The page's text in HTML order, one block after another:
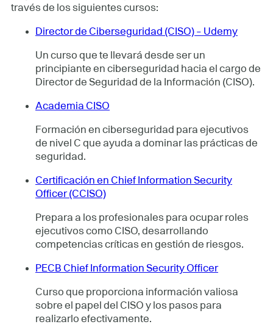
través de los siguientes cursos:
Director de Ciberseguridad (CISO) – Udemy
Un curso que te llevará desde ser un
principiante en ciberseguridad hacia el cargo de
Director de Seguridad de la Información (CISO).
Academia CISO
Formación en ciberseguridad para ejecutivos
de nivel C que ayuda a dominar las prácticas de
seguridad.
Certificación en Chief Information Security
Officer (CCISO)
Prepara a los profesionales para ocupar roles
ejecutivos como CISO, desarrollando
competencias críticas en gestión de riesgos.
PECB Chief Information Security Officer
Curso que proporciona información valiosa
sobre el papel del CISO y los pasos para
realizarlo efectivamente.